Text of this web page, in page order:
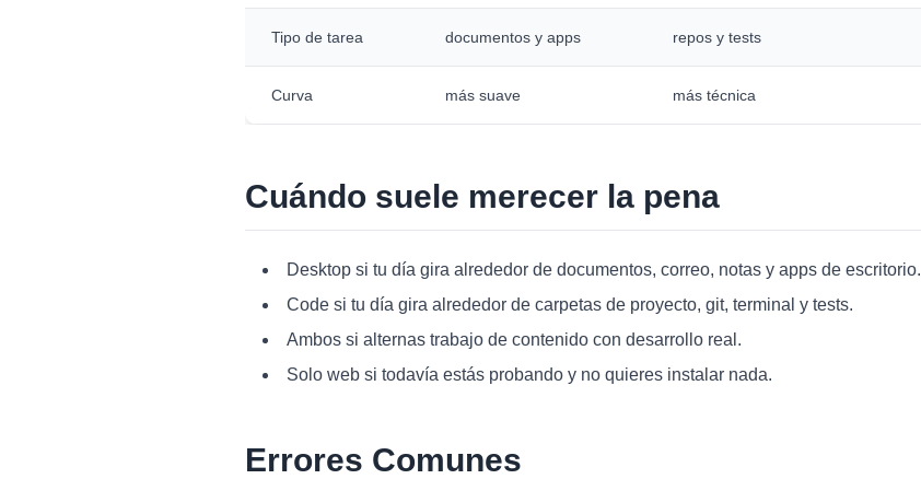
Tipo de tarea documentos y apps repos y tests
Curva más suave más técnica
Cuándo suele merecer la pena
Desktop si tu día gira alrededor de documentos, correo, notas y apps de escritorio.
Code si tu día gira alrededor de carpetas de proyecto, git, terminal y tests.
Ambos si alternas trabajo de contenido con desarrollo real.
Solo web si todavía estás probando y no quieres instalar nada.
Errores Comunes